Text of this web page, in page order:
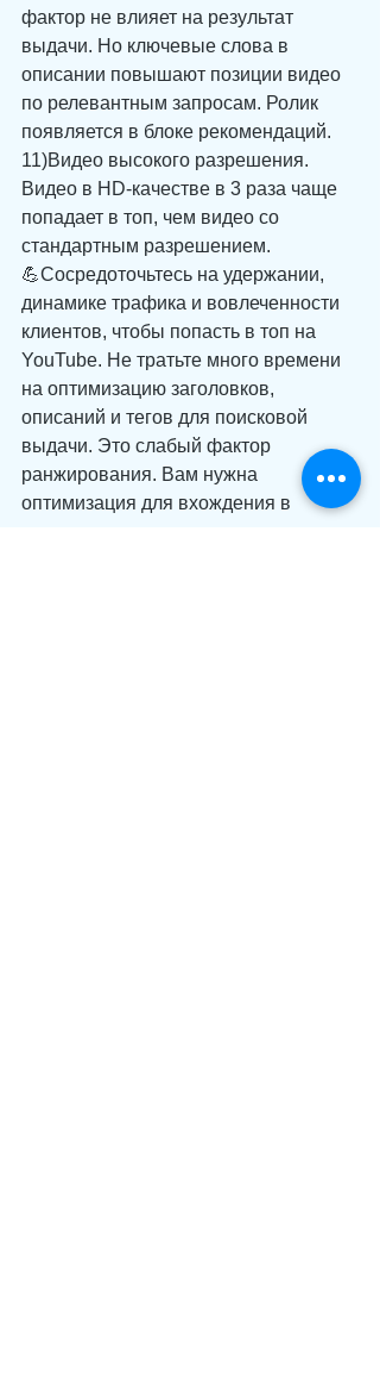
фактор не влияет на результат
выдачи. Но ключевые слова в
описании повышают позиции видео
по релевантным запросам. Ролик
появляется в блоке рекомендаций.
11)Видео высокого разрешения.
Видео в HD-качестве в 3 раза чаще
попадает в топ, чем видео со
стандартным разрешением.
💪Сосредоточьтесь на удержании,
динамике трафика и вовлеченности
клиентов, чтобы попасть в топ на
YouTube. Не тратьте много времени
на оптимизацию заголовков,
описаний и тегов для поисковой
выдачи. Это слабый фактор
ранжирования. Вам нужна
оптимизация для вхождения в